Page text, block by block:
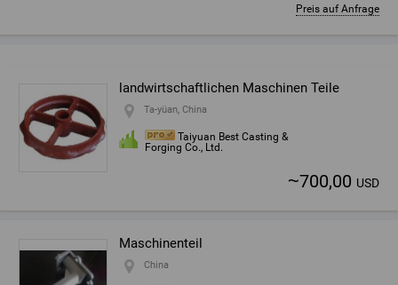
Preis auf Anfrage
landwirtschaftlichen Maschinen Teile
Ta-yüan, China
Taiyuan Best Casting &
Forging Co., Ltd.
~700,00 USD
Maschinenteil
China